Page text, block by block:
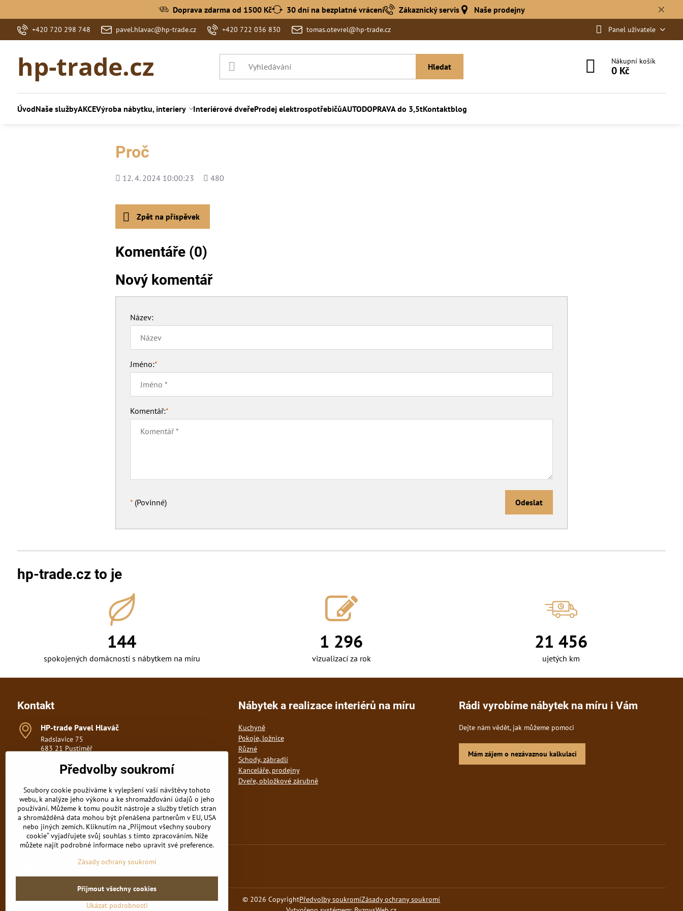
✕
Doprava zdarma od 1500 Kč 30 dní na bezplatné vrácení Zákaznický servis Naše prodejny
+420 720 298 748 pavel.hlavac@hp-trade.cz +420 722 036 830 tomas.otevrel@hp-trade.cz Panel uživatele
hp-trade.cz Hledat
Nákupní košík
0 Kč
ÚvodNaše službyAKCEVýroba nábytku, interiery Interiérové dveřeProdej elektrospotřebičůAUTODOPRAVA do 3,5tKontaktblog
Proč
Přidáno
12. 4. 2024 10:00:23
Počet
480
Zpět na příspěvek
Komentáře (0)
Nový komentář
Název:
Jméno:*
Komentář:*
*(Povinné) Odeslat
hp-trade.cz to je
166
spokojených domácností s nábytkem na míru
1 494
vizualizací za rok
24 734
ujetých km
Kontakt
HP-trade Pavel Hlaváč
Radslavice 75
683 21 Pustiměř
Pavel Hlaváč
pavel.hlavac@hp-trade.cz
Tomáš Otevřel
+420 722 036 830
tomas.otevrel@hp-trade.cz
Nábytek a realizace interiérů na míru
Kuchyně
Pokoje, ložnice
Různé
Schody, zábradlí
Kanceláře, prodejny
Dveře, obložkové zárubně
Rádi vyrobíme nábytek na míru i Vám
Dejte nám vědět, jak můžeme pomoci
Mám zájem o nezávaznou kalkulaci
© 2026 CopyrightPředvolby soukromíZásady ochrany soukromí
Předvolby soukromí
Soubory cookie používáme k vylepšení vaší návštěvy tohoto
webu, k analýze jeho výkonu a ke shromažďování údajů o jeho
používání. Můžeme k tomu použít nástroje a služby třetích stran
a shromážděná data mohou být přenášena partnerům v EU, USA
nebo jiných zemích. Kliknutím na „Přijmout všechny soubory
cookie“ vyjadřujete svůj souhlas s tímto zpracováním. Níže
můžete najít podrobné informace nebo upravit své preference.
Zásady ochrany soukromí
Ukázat podrobnosti
Přijmout všechny cookies